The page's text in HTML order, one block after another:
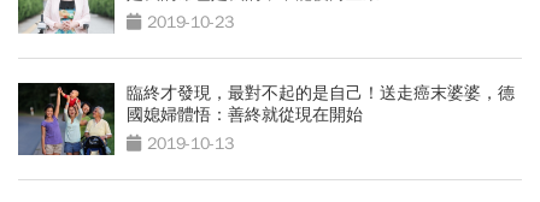
2019-10-23
臨終才發現，最對不起的是自己！送走癌末婆婆，德
國媳婦體悟：善終就從現在開始
2019-10-13